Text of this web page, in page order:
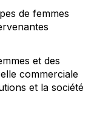
de femmes
et des
commerciale
et la société